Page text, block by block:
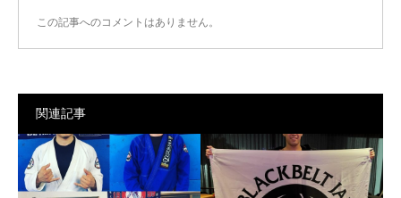
この記事へのコメントはありません。
関連記事